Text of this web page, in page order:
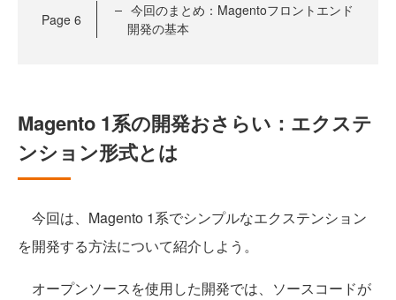
Page 6
今回のまとめ：Magentoフロントエンド
開発の基本
Magento 1系の開発おさらい：エクステ
ンション形式とは
今回は、Magento 1系でシンプルなエクステンション
を開発する方法について紹介しよう。
オープンソースを使用した開発では、ソースコードが